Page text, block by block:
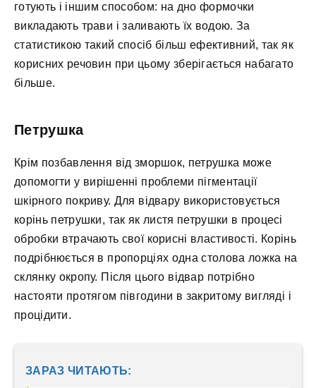
готують і іншим способом: на дно формочки
викладають трави і заливають їх водою. За
статистикою такий спосіб більш ефективний, так як
корисних речовин при цьому зберігається набагато
більше.
Петрушка
Крім позбавлення від зморшок, петрушка може
допомогти у вирішенні проблеми пігментації
шкірного покриву. Для відвару використовується
корінь петрушки, так як листя петрушки в процесі
обробки втрачають свої корисні властивості. Корінь
подрібнюється в пропорціях одна столова ложка на
склянку окропу. Після цього відвар потрібно
настояти протягом півгодини в закритому вигляді і
процідити.
ЗАРАЗ ЧИТАЮТЬ: